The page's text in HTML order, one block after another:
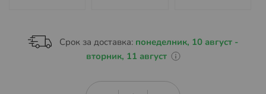
Срок за доставка: понеделник, 10 август -
вторник, 11 август